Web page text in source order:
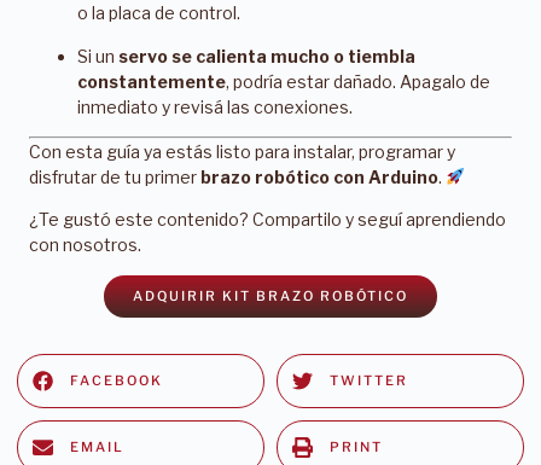
o la placa de control.
Si un servo se calienta mucho o tiembla
constantemente, podría estar dañado. Apagalo de
inmediato y revisá las conexiones.
Con esta guía ya estás listo para instalar, programar y
disfrutar de tu primer brazo robótico con Arduino.
¿Te gustó este contenido? Compartilo y seguí aprendiendo
con nosotros.
ADQUIRIR KIT BRAZO ROBÓTICO
FACEBOOK TWITTER
EMAIL PRINT